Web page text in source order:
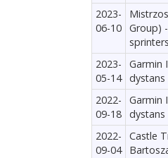
2023-
06-10 Group)
2023-
05-14
Garmin
dystans
2022-
09-18
Garmin
dystans
2022-
09-04
Castle